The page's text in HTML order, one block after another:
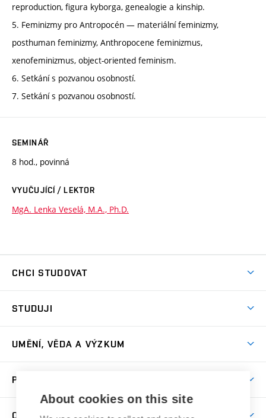
reproduction, figura kyborga, genealogie a kinship.
5. Feminizmy pro Antropocén — materiální feminizmy,
posthuman feminizmy, Anthropocene feminizmus,
xenofeminizmus, object-oriented feminism.
6. Setkání s pozvanou osobností.
7. Setkání s pozvanou osobností.
SEMINÁŘ
8 hod., povinná
VYUČUJÍCÍ / LEKTOR
MgA. Lenka Veselá, M.A., Ph.D.
CHCI STUDOVAT
Přijímačky
Dny otevřených dveří
Přípravné kurzy
Studium bez bariér
STUDUJI
Časový plán studia
Studijní předpisy a formuláře
UMĚNÍ, VĚDA A VÝZKUM
Publikační činnost
PRO VEŘEJNOST
Letní školy a semestrální kurzy
O FAKULTĚ
About cookies on this site